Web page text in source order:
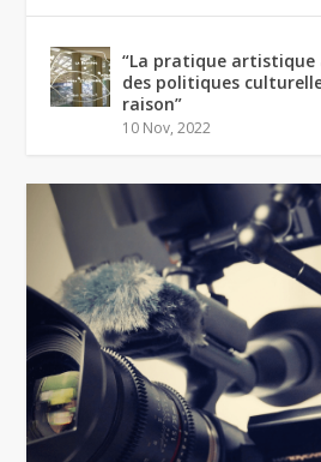
“La pratique
des politiques
raison”
10 Nov, 2022